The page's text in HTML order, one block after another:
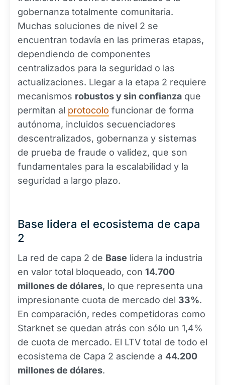
gobernanza totalmente comunitaria.
Muchas soluciones de nivel 2 se
encuentran todavía en las primeras etapas,
dependiendo de componentes
centralizados para la seguridad o las
actualizaciones. Llegar a la etapa 2 requiere
mecanismos robustos y sin confianza que
permitan al protocolo funcionar de forma
autónoma, incluidos secuenciadores
descentralizados, gobernanza y sistemas
de prueba de fraude o validez, que son
fundamentales para la escalabilidad y la
seguridad a largo plazo.
Base lidera el ecosistema de capa
2
La red de capa 2 de Base lidera la industria
en valor total bloqueado, con 14.700
millones de dólares, lo que representa una
impresionante cuota de mercado del 33%.
En comparación, redes competidoras como
Starknet se quedan atrás con sólo un 1,4%
de cuota de mercado. El LTV total de todo el
ecosistema de Capa 2 asciende a 44.200
millones de dólares.